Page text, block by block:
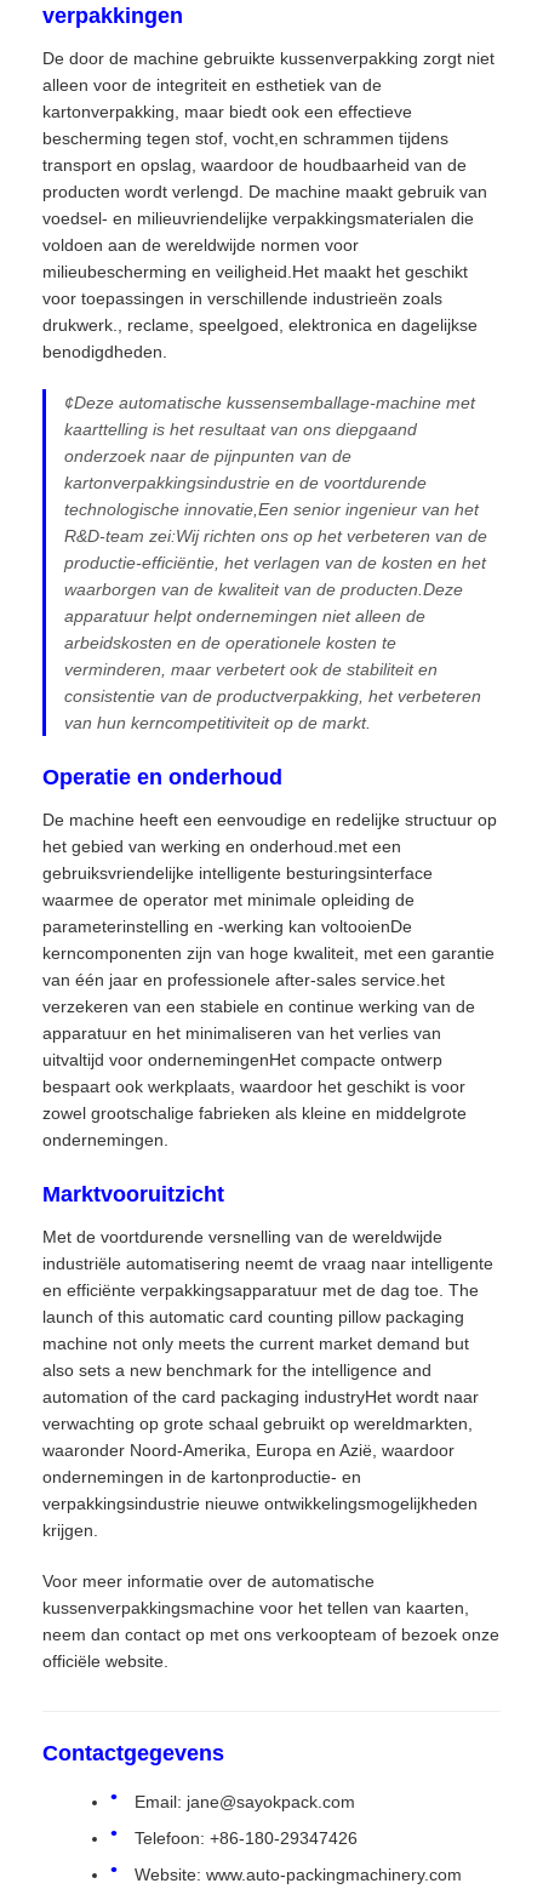
verpakkingen
De door de machine gebruikte kussenverpakking zorgt niet
alleen voor de integriteit en esthetiek van de
kartonverpakking, maar biedt ook een effectieve
bescherming tegen stof, vocht,en schrammen tijdens
transport en opslag, waardoor de houdbaarheid van de
producten wordt verlengd. De machine maakt gebruik van
voedsel- en milieuvriendelijke verpakkingsmaterialen die
voldoen aan de wereldwijde normen voor
milieubescherming en veiligheid.Het maakt het geschikt
voor toepassingen in verschillende industrieën zoals
drukwerk., reclame, speelgoed, elektronica en dagelijkse
benodigdheden.
¢Deze automatische kussensemballage-machine met
kaarttelling is het resultaat van ons diepgaand
onderzoek naar de pijnpunten van de
kartonverpakkingsindustrie en de voortdurende
technologische innovatie,Een senior ingenieur van het
R&D-team zei:Wij richten ons op het verbeteren van de
productie-efficiëntie, het verlagen van de kosten en het
waarborgen van de kwaliteit van de producten.Deze
apparatuur helpt ondernemingen niet alleen de
arbeidskosten en de operationele kosten te
verminderen, maar verbetert ook de stabiliteit en
consistentie van de productverpakking, het verbeteren
van hun kerncompetitiviteit op de markt.
Operatie en onderhoud
De machine heeft een eenvoudige en redelijke structuur op
het gebied van werking en onderhoud.met een
gebruiksvriendelijke intelligente besturingsinterface
waarmee de operator met minimale opleiding de
parameterinstelling en -werking kan voltooienDe
kerncomponenten zijn van hoge kwaliteit, met een garantie
van één jaar en professionele after-sales service.het
verzekeren van een stabiele en continue werking van de
apparatuur en het minimaliseren van het verlies van
uitvaltijd voor ondernemingenHet compacte ontwerp
bespaart ook werkplaats, waardoor het geschikt is voor
zowel grootschalige fabrieken als kleine en middelgrote
ondernemingen.
Marktvooruitzicht
Met de voortdurende versnelling van de wereldwijde
industriële automatisering neemt de vraag naar intelligente
en efficiënte verpakkingsapparatuur met de dag toe. The
launch of this automatic card counting pillow packaging
machine not only meets the current market demand but
also sets a new benchmark for the intelligence and
automation of the card packaging industryHet wordt naar
verwachting op grote schaal gebruikt op wereldmarkten,
waaronder Noord-Amerika, Europa en Azië, waardoor
ondernemingen in de kartonproductie- en
verpakkingsindustrie nieuwe ontwikkelingsmogelijkheden
krijgen.
Voor meer informatie over de automatische
kussenverpakkingsmachine voor het tellen van kaarten,
neem dan contact op met ons verkoopteam of bezoek onze
officiële website.
Contactgegevens
Email: jane@sayokpack.com
Telefoon: +86-180-29347426
Website: www.auto-packingmachinery.com